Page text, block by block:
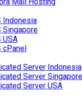
Indonesia
Singapore
USA
cPanel
Server Indonesia
Server Singapore
Server USA